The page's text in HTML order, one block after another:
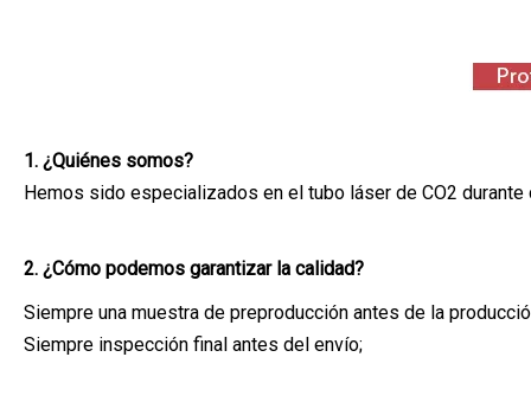
1. ¿Quiénes somos?
Hemos sido especializados en el tubo láser de CO2
2. ¿Cómo podemos garantizar la calidad?
Siempre una muestra de preproducción antes de la
Siempre inspección final antes del envío;